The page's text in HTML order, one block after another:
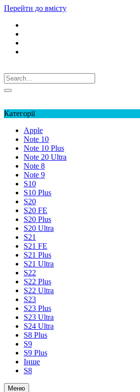
Перейти до вмісту
Категорії
Apple
Note 10
Note 10 Plus
Note 20 Ultra
Note 8
Note 9
S10
S10 Plus
S20
S20 FE
S20 Plus
S20 Ultra
S21
S21 FE
S21 Plus
S21 Ultra
S22
S22 Plus
S22 Ultra
S23
S23 Plus
S23 Ultra
S24 Ultra
S8 Plus
S9
S9 Plus
Інше
S8
Меню